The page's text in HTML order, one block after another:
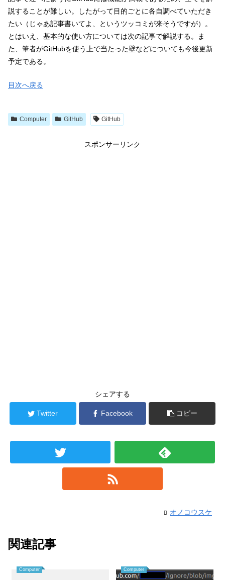
説することが難しい。したがって目的ごとに各自調べていただき
たい（じゃあ記事書いてよ、というツッコミが来そうですが）。
とはいえ、基本的な使い方については次の記事で解説する。ま
た、筆者がGitHubを使う上で当たった壁などについても今後更新
予定である。
目次へ戻る
Computer GitHub GitHub
スポンサーリンク
シェアする
Twitter Facebook コピー
オノコウスケ
関連記事
Computer Computer